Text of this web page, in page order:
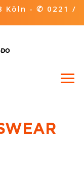
Köln - ✆ 0221 /